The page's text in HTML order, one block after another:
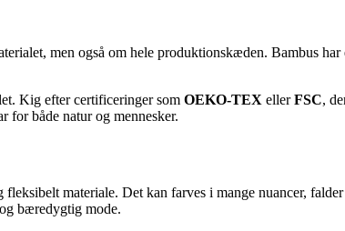
men også om hele produktionskæden. Bambus
Kig efter certificeringer som OEKO-TEX ellerFSC,
for både natur og mennesker.
materiale. Det kan farves i mange nuancer,
bæredygtig mode.